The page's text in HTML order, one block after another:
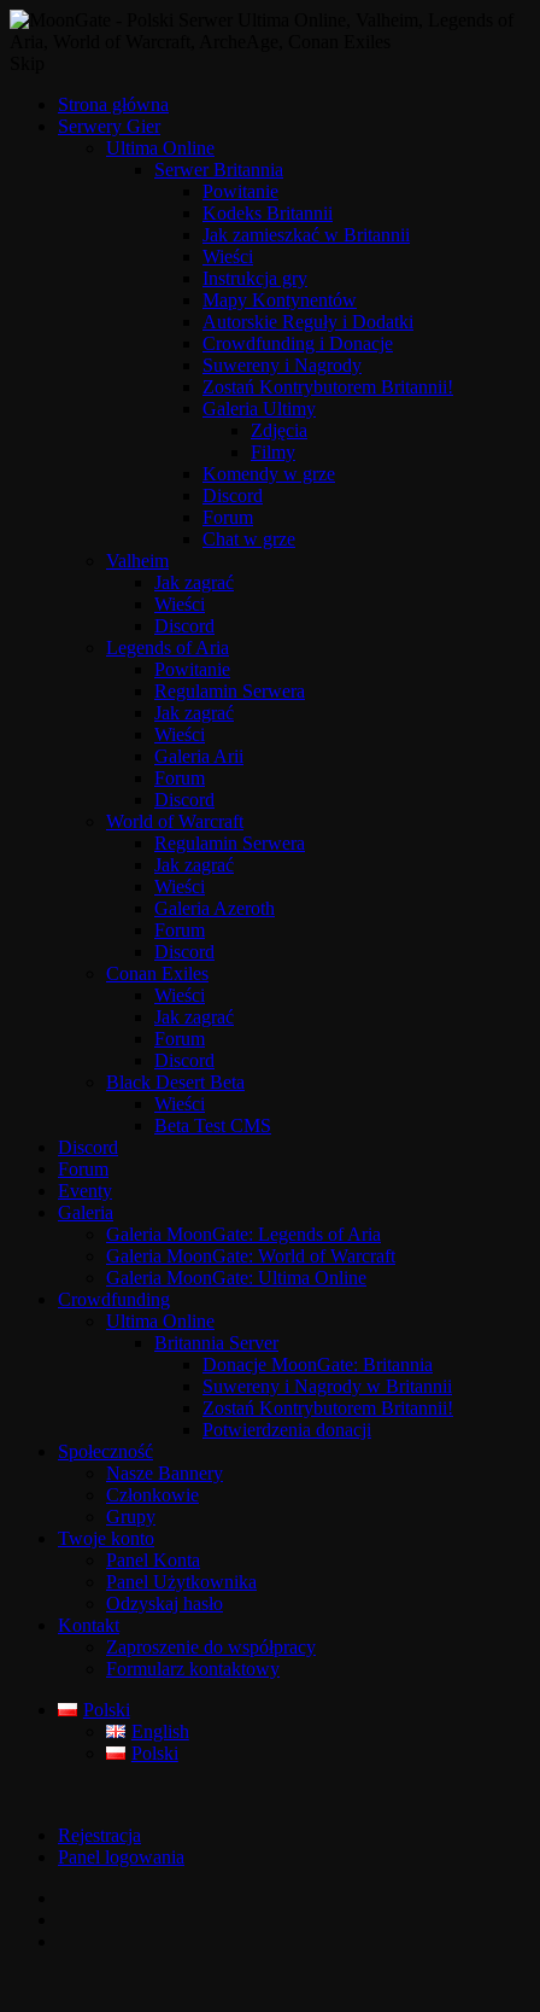
Strona główna
Serwery Gier
Ultima Online
Serwer Britannia
Powitanie
Kodeks Britannii
Jak zamieszkać w Britannii
Wieści
Instrukcja gry
Mapy Kontynentów
Autorskie Reguły i Dodatki
Crowdfunding i Donacje
Suwereny i Nagrody
Zostań Kontrybutorem Britannii!
Galeria Ultimy
Zdjęcia
Filmy
Komendy w grze
Discord
Forum
Chat w grze
Valheim
Jak zagrać
Wieści
Discord
Legends of Aria
Powitanie
Regulamin Serwera
Jak zagrać
Wieści
Galeria Arii
Forum
Discord
World of Warcraft
Regulamin Serwera
Jak zagrać
Wieści
Galeria Azeroth
Forum
Discord
Conan Exiles
Wieści
Jak zagrać
Forum
Discord
Black Desert Beta
Wieści
Beta Test CMS
Discord
Forum
Eventy
Galeria
Galeria MoonGate: Legends of Aria
Galeria MoonGate: World of Warcraft
Galeria MoonGate: Ultima Online
Crowdfunding
Ultima Online
Britannia Server
Donacje MoonGate: Britannia
Suwereny i Nagrody w Britannii
Zostań Kontrybutorem Britannii!
Potwierdzenia donacji
Społeczność
Nasze Bannery
Członkowie
Grupy
Twoje konto
Panel Konta
Panel Użytkownika
Odzyskaj hasło
Kontakt
Zaproszenie do współpracy
Formularz kontaktowy
Polski
English
Polski
Rejestracja
Panel logowania